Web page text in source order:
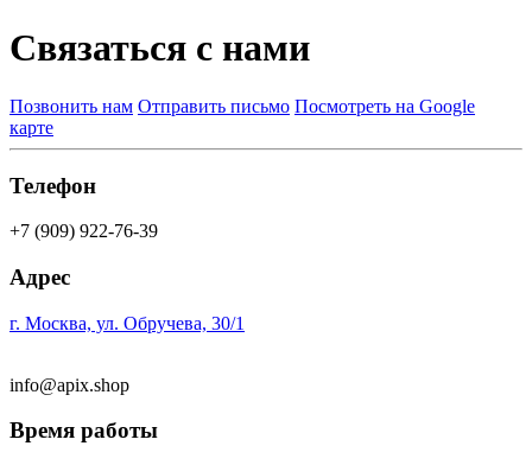
Связаться с нами
Позвонить нам Отправить письмо Посмотреть на Google
карте
Телефон
+7 (909) 922-76-39
Адрес
г. Москва, ул. Обручева, 30/1
info@apix.shop
Время работы